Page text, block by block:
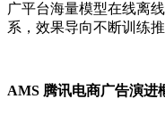
广平台海量模型在线离
系，效果导向不断训练
AMS 腾讯电商广告演进